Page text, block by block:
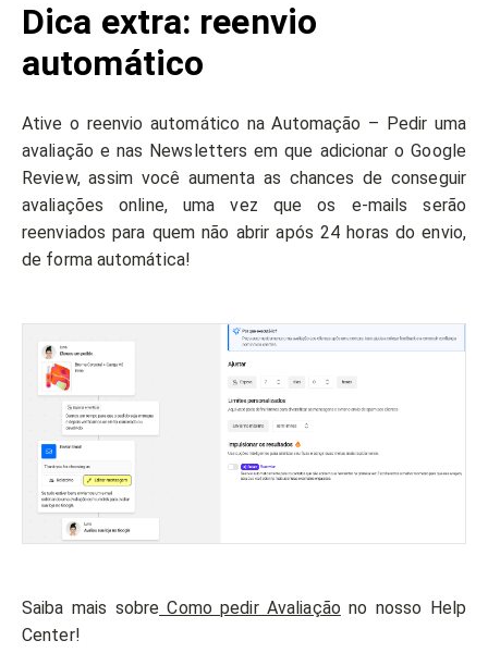
Dica extra: reenvio
automático
Ative o reenvio automático na Automação – Pedir uma
avaliação e nas Newsletters em que adicionar o Google
Review, assim você aumenta as chances de conseguir
avaliações online, uma vez que os e-mails serão
reenviados para quem não abrir após 24 horas do envio,
de forma automática!
Saiba mais sobre Como pedir Avaliação no nosso Help
Center!